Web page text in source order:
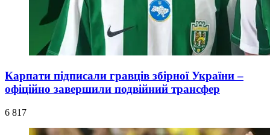
Карпати підписали гравців збірної України –
офіційно завершили подвійний трансфер
6 817